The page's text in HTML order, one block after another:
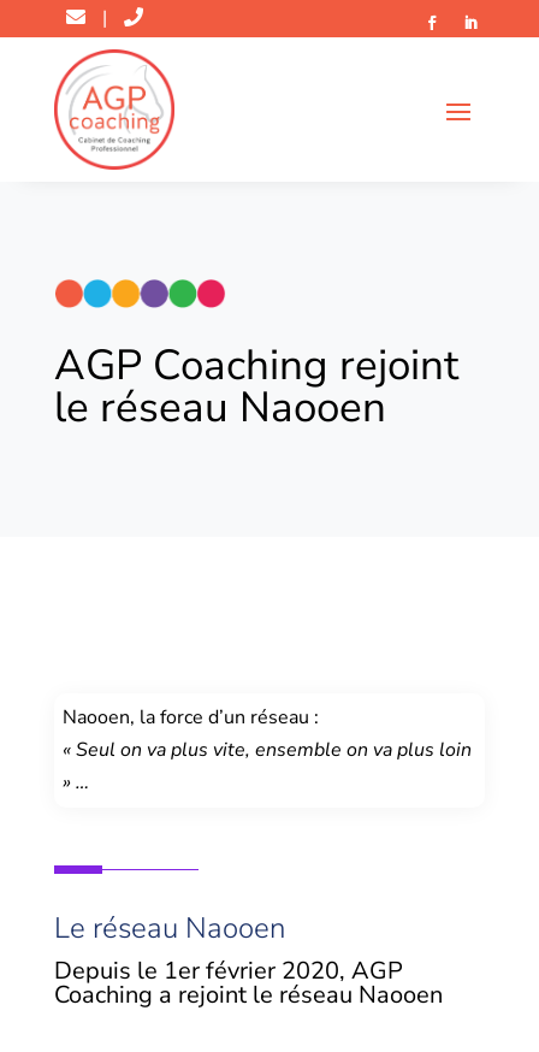
|
AGP Coaching rejoint
le réseau Naooen
Naooen, la force d’un réseau :
« Seul on va plus vite, ensemble on va plus loin
» …
Le réseau Naooen
Depuis le 1er février 2020, AGP
Coaching a rejoint le réseau Naooen